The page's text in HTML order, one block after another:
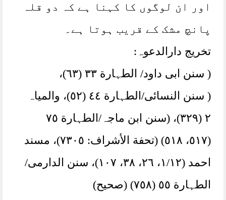
اور ان لوگوں کا کہنا ہے کہ دو قلہ
پانچ مشک کے قریب ہوتا ہے۔
تخریج دارالدعوہ:
( سنن ابی داود/ الطہارة ٣٣ (٦٣)،
( سنن النسائی/الطہارة ٤٤ (٥٢)، والمیاہ
٢ (٣٢٩)، (سنن ابن ماجہ/الطہارة ٧٥
(٥١٧، ٥١٨) (تحفة الأشراف: ٧٣٠٥)، مسند
احمد (١/١٢، ٢٦، ٣٨، ١٠٧)، سنن الدارمی/
الطہارة ٥٥ (٧٥٨) (صحیح)